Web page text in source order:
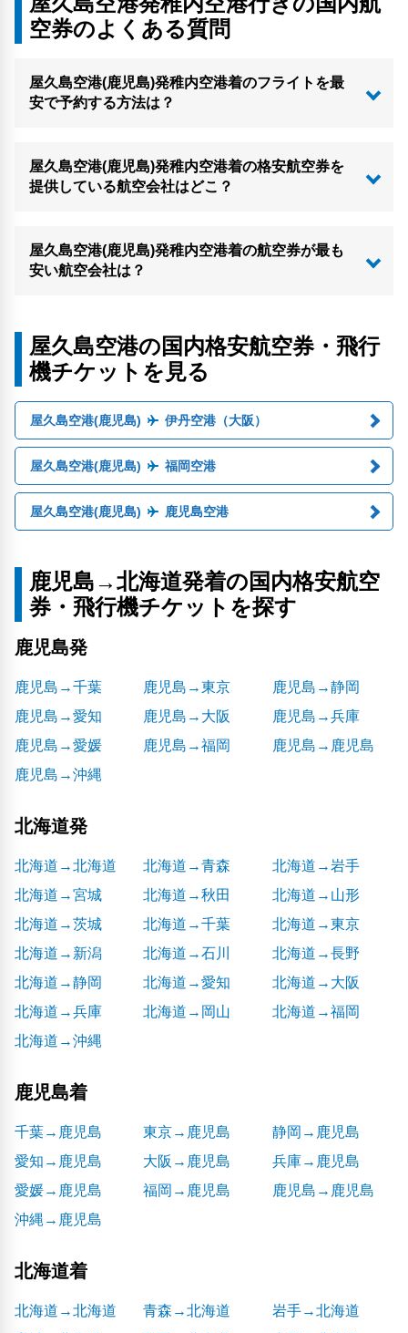
空券のよくある質問
屋久島空港(鹿児島)発稚内空港着のフライトを最
安で予約する方法は？
屋久島空港(鹿児島)発稚内空港着の格安航空券を
提供している航空会社はどこ？
屋久島空港(鹿児島)発稚内空港着の航空券が最も
安い航空会社は？
屋久島空港の国内格安航空券・飛行
機チケットを見る
屋久島空港(鹿児島) 伊丹空港（大阪）
屋久島空港(鹿児島) 福岡空港
屋久島空港(鹿児島) 鹿児島空港
鹿児島→北海道発着の国内格安航空
券・飛行機チケットを探す
鹿児島発
鹿児島→千葉 鹿児島→東京
鹿児島→静岡
鹿児島→愛知
鹿児島→大阪
鹿児島→兵庫
鹿児島→愛媛
鹿児島→福岡
鹿児島→鹿児島
鹿児島→沖縄
北海道発
北海道→北海道 北海道→青森
北海道→岩手
北海道→宮城
北海道→秋田
北海道→山形
北海道→茨城
北海道→千葉
北海道→東京
北海道→新潟
北海道→石川
北海道→長野
北海道→静岡
北海道→愛知
北海道→大阪
北海道→兵庫
北海道→岡山
北海道→福岡
北海道→沖縄
鹿児島着
千葉→鹿児島 東京→鹿児島
静岡→鹿児島
愛知→鹿児島
大阪→鹿児島
兵庫→鹿児島
愛媛→鹿児島
福岡→鹿児島
鹿児島→鹿児島
沖縄→鹿児島
北海道着
北海道→北海道 青森→北海道
岩手→北海道